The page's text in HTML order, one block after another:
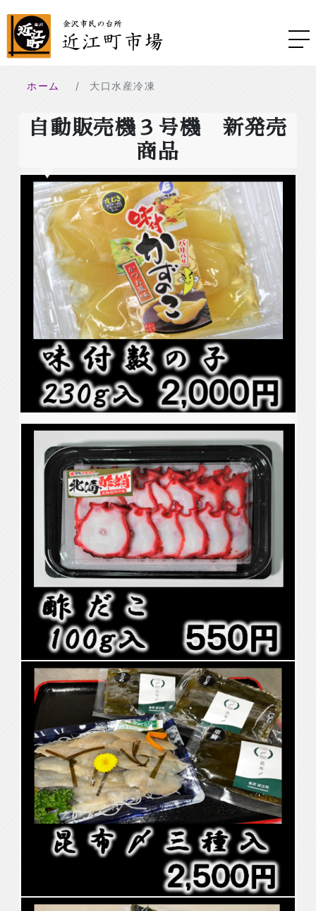
ホーム 大口水産冷凍
自動販売機３号機 新発売
商品